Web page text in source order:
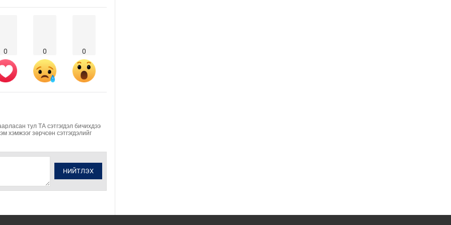
0 0 0
тул ТА сэтгэгдэл бичихдээ
хэмжээг зөрчсөн сэтгэгдэлийг
НИЙТЛЭХ